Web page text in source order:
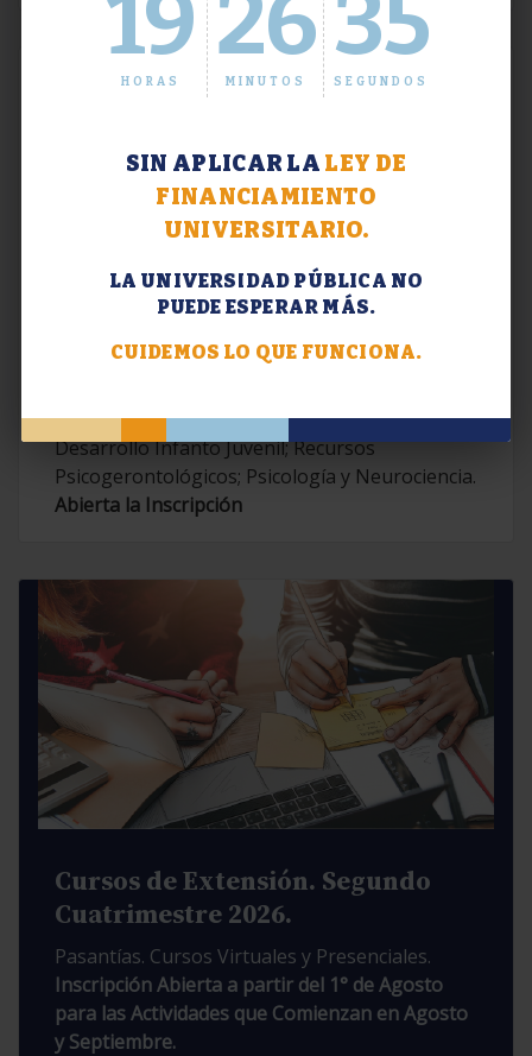
19
HORAS
26
MINUTOS
36
SEGUNDOS
SIN APLICAR LA LEY DE
FINANCIAMIENTO
UNIVERSITARIO.
LA UNIVERSIDAD PÚBLICA NO
PUEDE ESPERAR MÁS.
CUIDEMOS LO QUE FUNCIONA.
Extensión. Diplomaturas 2026.
Contemporáneas; Problemáticas en el
Desarrollo Infanto Juvenil; Recursos
Psicogerontológicos; Psicología y Neurociencia.
Abierta la Inscripción
Cursos de Extensión. Segundo
Cuatrimestre 2026.
Pasantías. Cursos Virtuales y Presenciales.
Inscripción Abierta a partir del 1° de Agosto
para las Actividades que Comienzan en Agosto
y Septiembre.